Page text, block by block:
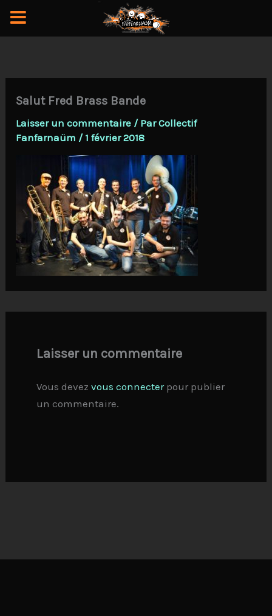
Aller
au
Salut Fred Brass Bande
Laisser un commentaire / ParCollectif
Fanfarnaüm / 1 février 2018
Laisser un commentaire
Vous devezvous connecterpour publier
un commentaire.